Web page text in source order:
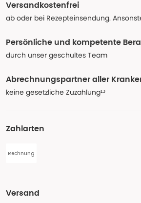
Versandkostenfrei
ab oder bei Rezepteinsendung.
Persönliche und kompetente
durch unser geschultes Team
Abrechnungspartner aller
keine gesetzliche Zuzahlung¹³
Zahlarten
Rechnung
Versand